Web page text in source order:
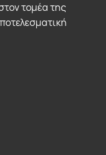
τομέα της